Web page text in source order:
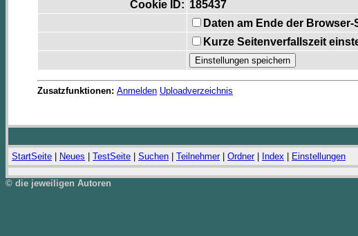
Cookie ID: 185437
Daten am Ende der
Kurze Seitenverfallszeit
Zusatzfunktionen: Anmelden Uploadverzeichnis
StartSeite Neues TestSeite Suchen Teilnehmer| Ordner| Index Einstellungen
© die jeweiligen Autoren